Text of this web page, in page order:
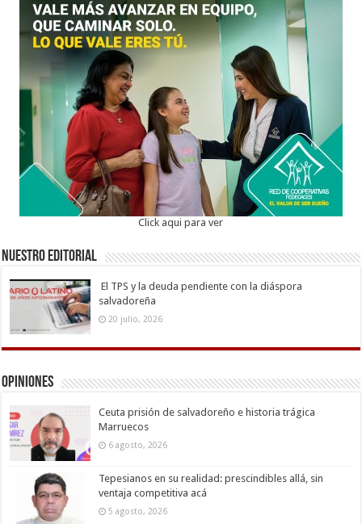
Click aqui para ver
Nuestro Editorial
El TPS y la deuda pendiente con la diáspora
salvadoreña
20 julio, 2026
Opiniones
Ceuta prisión de salvadoreño e historia trágica
Marruecos
6 agosto, 2026
Tepesianos en su realidad: prescindibles allá, sin
ventaja competitiva acá
5 agosto, 2026